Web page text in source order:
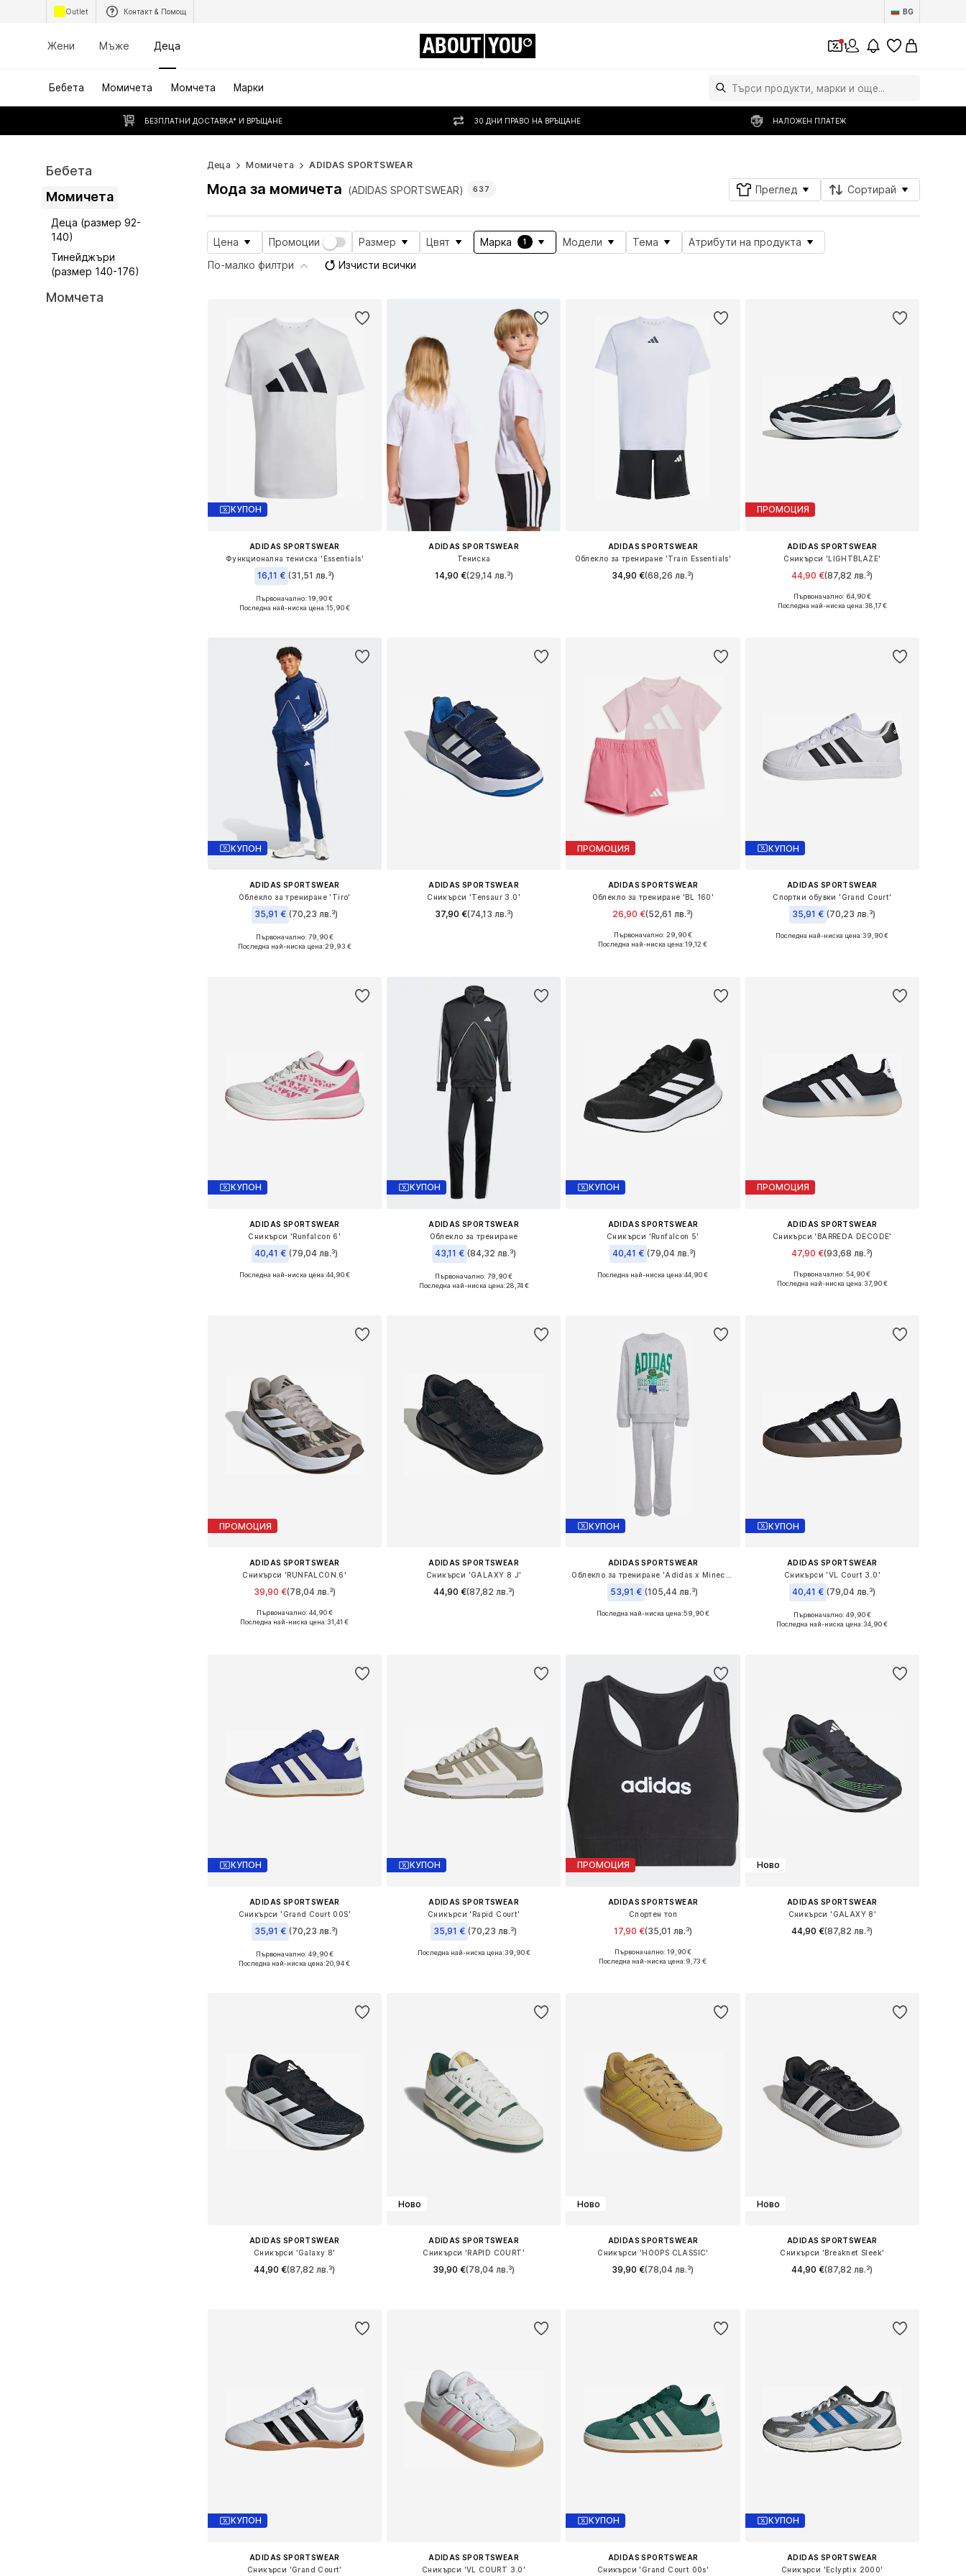
Outlet Контакт & Помощ BG
Жени Мъже Деца ABOUT YOU 1
Бебета Момичета Момчета Марки
БЕЗПЛАТНИ ДОСТАВКА* И ВРЪЩАНЕ 30 ДНИ ПРАВО НА ВРЪЩАНЕ НАЛОЖЕН ПЛАТЕЖ
Бебета
Момичета
Деца (размер 92-
140)
Тинейджъри
(размер 140-176)
Момчета
Деца Момичета ADIDAS SPORTSWEAR
Мода за момичета (ADIDAS SPORTSWEAR) 637 Преглед Сортирай
Цена Промоции Размер Цвят Марка 1 Модели Тема
Атрибути на продукта
По-малко филтри
Изчисти всички
КУПОН
ADIDAS SPORTSWEAR
Функционална тениска 'Essentials'
16,11 € (31,51 лв.³)
+2
Налични размери: 128, 140, 152, 164, 176
Първоначално: 19,90 €
Последна най-ниска цена:15,90 €
ADIDAS SPORTSWEAR
Тениска
14,90 €(29,14 лв.³)
ADIDAS SPORTSWEAR
Облекло за трениране 'Train Essentials'
34,90 €(68,26 лв.³)
ПРОМОЦИЯ
ADIDAS SPORTSWEAR
Сникърси 'LIGHTBLAZE'
44,90 €(87,82 лв.³)
Предлага се в много размери
Първоначално: 64,90 €
Последна най-ниска цена:38,17 €
КУПОН
ADIDAS SPORTSWEAR
Облекло за трениране 'Tiro'
35,91 € (70,23 лв.³)
Първоначално: 79,90 €
Последна най-ниска цена:29,93 €
ADIDAS SPORTSWEAR
Сникърси 'Tensaur 3.0'
37,90 €(74,13 лв.³)
ПРОМОЦИЯ
ADIDAS SPORTSWEAR
Облекло за трениране 'BL 160'
26,90 €(52,61 лв.³)
Налични размери: 62, 68, 74, 80
Първоначално: 29,90 €
Последна най-ниска цена:19,12 €
КУПОН
ADIDAS SPORTSWEAR
Спортни обувки 'Grand Court'
35,91 € (70,23 лв.³)
Предлага се в много размери
Последна най-ниска цена:39,90 €
КУПОН
ADIDAS SPORTSWEAR
Сникърси 'Runfalcon 6'
40,41 € (79,04 лв.³)
Предлага се в много размери
Последна най-ниска цена:44,90 €
КУПОН
ADIDAS SPORTSWEAR
Облекло за трениране
43,11 € (84,32 лв.³)
Налични размери: S, M, L
Първоначално: 79,90 €
Последна най-ниска цена:28,74 €
КУПОН
ADIDAS SPORTSWEAR
Сникърси 'Runfalcon 5'
40,41 € (79,04 лв.³)
+3
Предлага се в много размери
Последна най-ниска цена:44,90 €
ПРОМОЦИЯ
ADIDAS SPORTSWEAR
Сникърси 'BARREDA DECODE'
47,90 €(93,68 лв.³)
+1
Предлага се в много размери
Първоначално: 54,90 €
Последна най-ниска цена:37,90 €
ПРОМОЦИЯ
ADIDAS SPORTSWEAR
Сникърси 'RUNFALCON 6'
39,90 €(78,04 лв.³)
Предлага се в много размери
Първоначално: 44,90 €
Последна най-ниска цена:31,41 €
ADIDAS SPORTSWEAR
Сникърси 'GALAXY 8 J'
44,90 €(87,82 лв.³)
КУПОН
ADIDAS SPORTSWEAR
53,91 € (105,44 лв.³)
Последна най-ниска цена:59,90 €
КУПОН
ADIDAS SPORTSWEAR
Сникърси 'VL Court 3.0'
40,41 € (79,04 лв.³)
+4
Предлага се в много размери
Първоначално: 49,90 €
Последна най-ниска цена:34,90 €
КУПОН
ADIDAS SPORTSWEAR
Сникърси 'Grand Court 00S'
35,91 € (70,23 лв.³)
+6
Предлага се в много размери
Първоначално: 49,90 €
Последна най-ниска цена:20,94 €
КУПОН
ADIDAS SPORTSWEAR
Сникърси 'Rapid Court'
35,91 € (70,23 лв.³)
Предлага се в много размери
Последна най-ниска цена:39,90 €
ПРОМОЦИЯ
ADIDAS SPORTSWEAR
Спортен топ
17,90 €(35,01 лв.³)
Налични размери: 128, 140
Първоначално: 19,90 €
Последна най-ниска цена:9,73 €
Ново
ADIDAS SPORTSWEAR
Сникърси 'GALAXY 8'
44,90 €(87,82 лв.³)
ADIDAS SPORTSWEAR
Сникърси 'Galaxy 8'
44,90 €(87,82 лв.³)
Ново
ADIDAS SPORTSWEAR
Сникърси 'RAPID COURT'
39,90 €(78,04 лв.³)
Ново
ADIDAS SPORTSWEAR
Сникърси 'HOOPS CLASSIС'
39,90 €(78,04 лв.³)
Ново
ADIDAS SPORTSWEAR
Сникърси 'Breaknet Sleek'
44,90 €(87,82 лв.³)
КУПОН
ADIDAS SPORTSWEAR
Сникърси 'Grand Court'
ADIDAS SPORTSWEAR
Сникърси 'VL COURT 3.0'
КУПОН
ADIDAS SPORTSWEAR
Сникърси 'Grand Court 00s'
КУПОН
ADIDAS SPORTSWEAR
Сникърси 'Eclyptix 2000'